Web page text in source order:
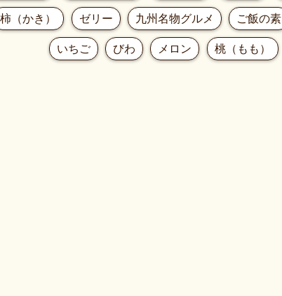
柿（かき） ゼリー 九州名物グルメ ご飯の素
いちご びわ メロン 桃（もも）